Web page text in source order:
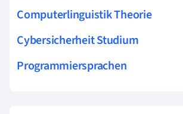
Computerlinguistik Theorie
Cybersicherheit Studium
Programmiersprachen